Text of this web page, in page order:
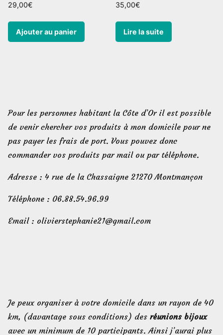
29,00€
Ajouter au panier
35,00€
Lire la suite
Pour les personnes habitant la Côte d’Or il est possible
de venir chercher vos produits à mon domicile pour ne
pas payer les frais de port. Vous pouvez donc
commander vos produits par mail ou par téléphone.
Adresse : 4 rue de la Chassaigne 21270 Montmançon
Téléphone : 06.88.54.96.99
Email : olivierstephanie21@gmail.com
Je peux organiser à votre domicile dans un rayon de 40
km, (davantage sous conditions) des réunions bijoux
avec un minimum de 10 participants. Ainsi j’aurai plus